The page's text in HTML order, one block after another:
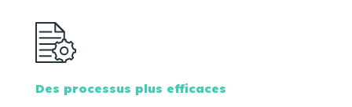
Des processus plus efficaces